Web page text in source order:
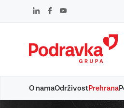
O namaOdrživostPrehrana